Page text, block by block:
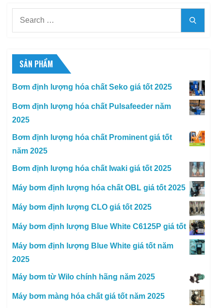
SẢN PHẨM
Bơm định lượng hóa chất Seko giá tốt 2025
Bơm định lượng hóa chất Pulsafeeder năm
2025
Bơm định lượng hóa chất Prominent giá tốt
năm 2025
Bơm định lượng hóa chất Iwaki giá tốt 2025
Máy bơm định lượng hóa chất OBL giá tốt 2025
Máy bơm định lượng CLO giá tốt 2025
Máy bơm định lượng Blue White C6125P giá tốt
Máy bơm định lượng Blue White giá tốt năm
2025
Máy bơm từ Wilo chính hãng năm 2025
Máy bơm màng hóa chất giá tốt năm 2025